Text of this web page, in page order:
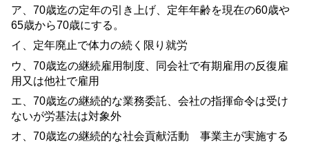
ア、 70歳迄の定年の引き上げ、定年年齢を現在の60歳や
65歳から70歳にする。
イ、定年廃止で体力の続く限り就労
ウ、 70歳迄の継続雇用制度、同会社で有期雇用の反復雇
用又は他社で雇用
エ、 70歳迄の継続的な業務委託、会社の指揮命令は受け
ないが労基法は対象外
オ、 70歳迄の継続的な社会貢献活動 事業主が実施する